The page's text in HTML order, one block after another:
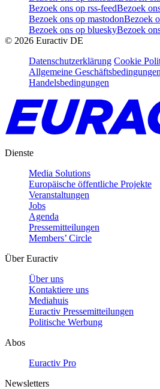
Bezoek ons op rss-feedBezoek
Bezoek ons op mastodonBezoek
Bezoek ons op blueskyBezoek
© 2026 Euractiv DE
Datenschutzerklärung Cookie
Allgemeine Geschäftsbedingungen
Handelsbedingungen
Dienste
Media Solutions
Europäische öffentliche Projekte
Veranstaltungen
Jobs
Agenda
Pressemitteilungen
Members’ Circle
Über Euractiv
Über uns
Kontaktiere uns
Mediahuis
Euractiv Pressemitteilungen
Politische Werbung
Abos
Euractiv Pro
Newsletters